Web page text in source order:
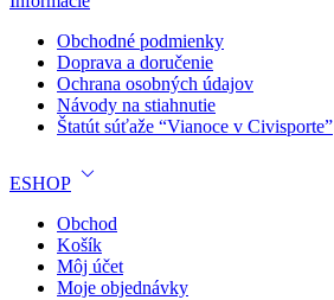
Obchodné podmienky
Doprava a doručenie
Ochrana osobných údajov
Návody na stiahnutie
Štatút súťaže “Vianoce v Civisporte”
ESHOP
Obchod
Košík
Môj účet
Moje objednávky